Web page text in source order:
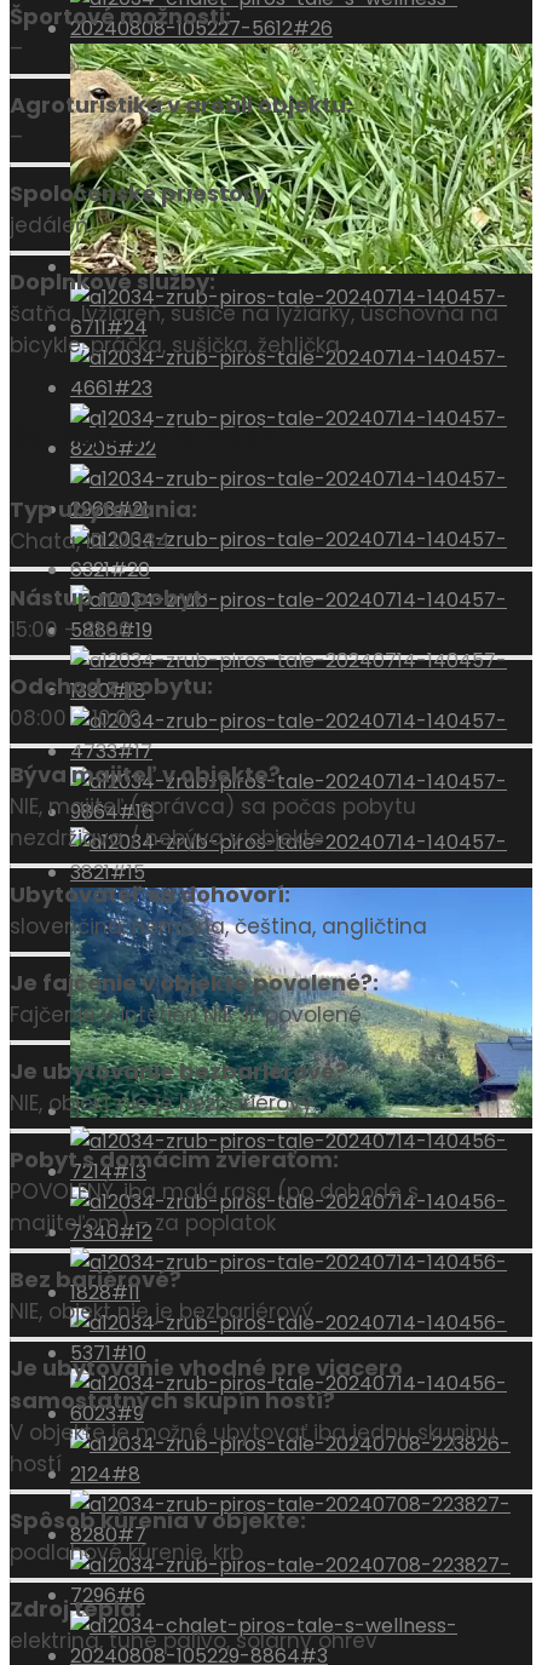
Športové možnosti:
–
Agroturistika v areáli objektu:
–
Spoločenské priestory:
jedáleň
Doplnkové služby:
šatňa, lyžiareň, sušiče na lyžiarky, úschovňa na
bicykle, práčka, sušička, žehlička
Doplňujúce informácie
Typ ubytovania:
Chata, ID 12034
Nástup na pobyt:
15:00 – 21:00
Odchod z pobytu:
08:00 – 10:00
Býva majiteľ v objekte?
NIE, majiteľ (správca) sa počas pobytu
nezdržiava / nebýva v objekte
Ubytovateľ sa dohovorí:
slovenčina, nemčina, čeština, angličtina
Je fajčenie v objekte povolené?:
Fajčenie v interiéri NIE JE povolené
Je ubytovanie bezbariérové?
NIE, objekt nie je bezbariérový
Pobyt s domácim zvieraťom:
POVOLENÝ, iba malá rasa (po dohode s
majiteľom) – za poplatok
Bez bariérové?
NIE, objekt nie je bezbariérový
Je ubytovanie vhodné pre viacero
samostatných skupín hostí?
V objekte je možné ubytovať iba jednu skupinu
hostí
Spôsob kúrenia v objekte:
podlahové kúrenie, krb
Zdroj tepla:
elektrina, tuhé palivo, solárny ohrev